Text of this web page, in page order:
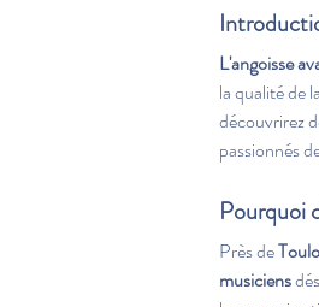
L'angoisse
la qualité de
découvrirez
passionnés
Pourquoi
Près de
musiciens